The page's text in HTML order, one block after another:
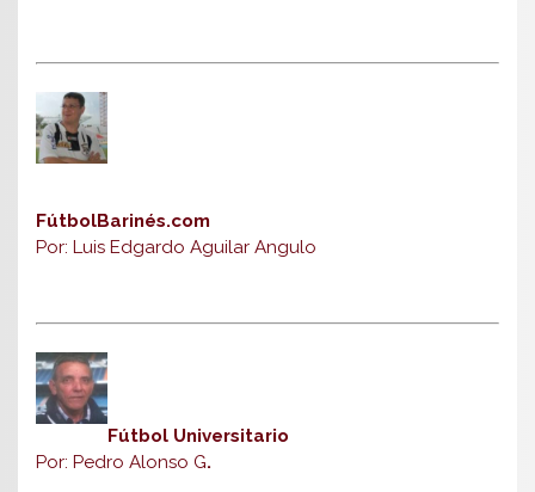
FútbolBarinés.com
Por: Luis Edgardo Aguilar Angulo
Fútbol Universitario
Por: Pedro Alonso G.